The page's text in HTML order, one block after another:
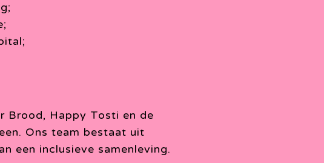
Brood, Happy Tosti en de
Ons team bestaat uit
een inclusieve samenleving.